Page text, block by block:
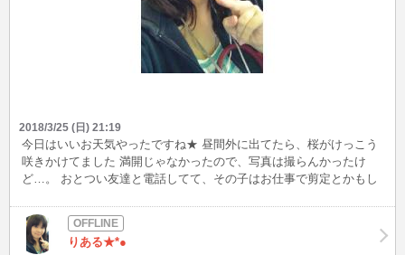
2018/3/25 (日) 21:19
今日はいいお天気やったですね★ 昼間外に出てたら、桜がけっこう
咲きかけてました 満開じゃなかったので、写真は撮らんかったけ
ど…。 おとつい友達と電話してて、その子はお仕事で剪定とかもし
なりたい」って言ってました 仕事柄、そう思うんやって(笑) 「い
や、死ぬにはまだ早すぎるで～」って笑い飛ばしたけど、桜ってほ
んとに儚い花やもんねぇ
りある★*●